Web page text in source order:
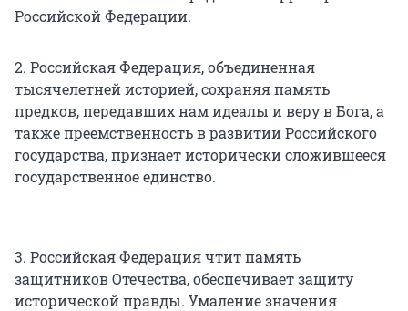
Российской Федерации.
2. Российская Федерация, объединенная
тысячелетней историей, сохраняя память
предков, передавших нам идеалы и веру в Бога, а
также преемственность в развитии Российского
государства, признает исторически сложившееся
государственное единство.
3. Российская Федерация чтит память
защитников Отечества, обеспечивает защиту
исторической правды. Умаление значения